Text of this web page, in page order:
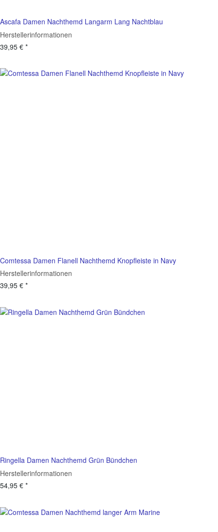
Ascafa Damen Nachthemd Langarm Lang Nachtblau
Herstellerinformationen
39,95 € *
Comtessa Damen Flanell Nachthemd Knopfleiste in Navy
Herstellerinformationen
39,95 € *
Ringella Damen Nachthemd Grün Bündchen
Herstellerinformationen
54,95 € *